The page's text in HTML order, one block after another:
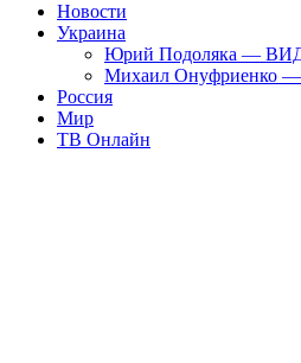
Новости
Украина
Юрий Подоляка —
Михаил Онуфриенко
Россия
Мир
ТВ Онлайн